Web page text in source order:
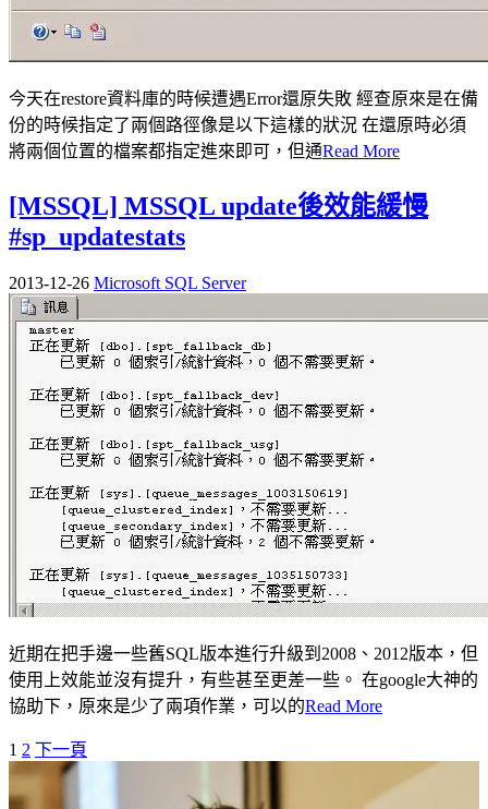
今天在restore資料庫的時候遭遇Error還原失敗 經查原來是在備
份的時候指定了兩個路徑像是以下這樣的狀況 在還原時必須
將兩個位置的檔案都指定進來即可，但通Read More
[MSSQL] MSSQL update後效能緩慢
#sp_updatestats
2013-12-26 Microsoft SQL Server
近期在把手邊一些舊SQL版本進行升級到2008、2012版本，但
使用上效能並沒有提升，有些甚至更差一些。 在google大神的
協助下，原來是少了兩項作業，可以的Read More
文
章
1 2 下一頁